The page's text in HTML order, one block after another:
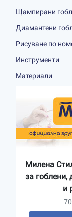
Щампирани
Диамантени
Рисуване по
Инструменти
Материали
Милена
за гоблени,
и